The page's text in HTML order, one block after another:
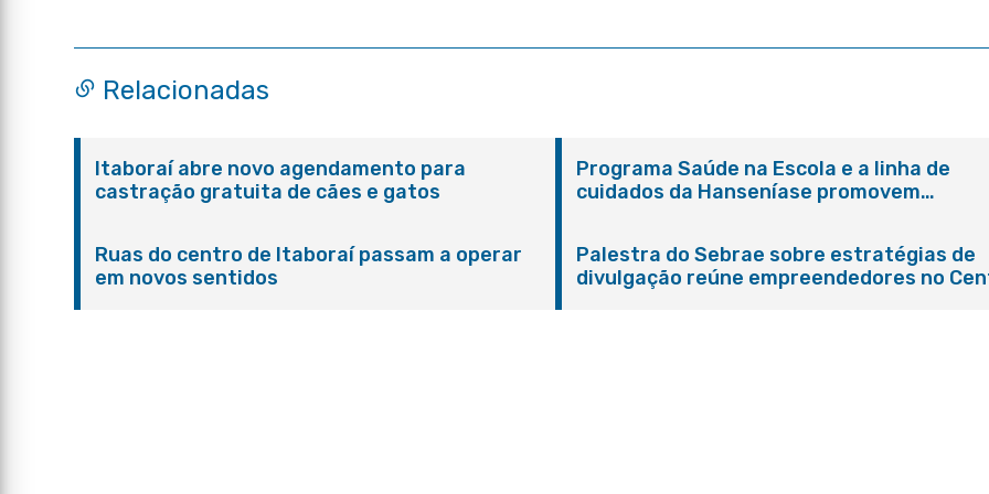
Relacionadas
Itaboraí abre novo agendamento para
castração gratuita de cães e gatos
Programa Saúde na Escola e a linha de
cuidados da Hanseníase promovem
Ruas do centro de Itaboraí passam a operar
em novos sentidos
Palestra do Sebrae sobre estratégias de
divulgação reúne empreendedores no